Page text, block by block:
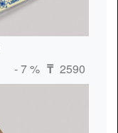
- 7 % ₸ 2590